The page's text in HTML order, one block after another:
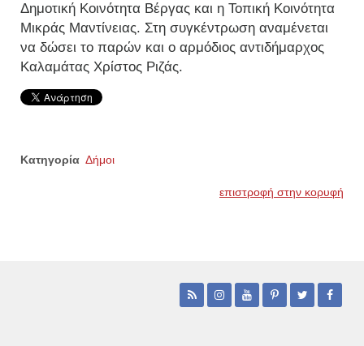
Δημοτική Κοινότητα Βέργας και η Τοπική Κοινότητα
Μικράς Μαντίνειας. Στη συγκέντρωση αναμένεται
να δώσει το παρών και ο αρμόδιος αντιδήμαρχος
Καλαμάτας Χρίστος Ριζάς.
Κατηγορία Δήμοι
επιστροφή στην κορυφή